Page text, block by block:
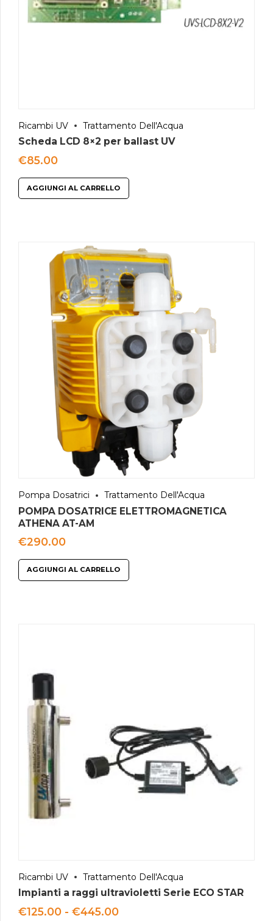
Ricambi UV Trattamento Dell'Acqua
Scheda LCD 8×2 per ballast UV
€85.00
AGGIUNGI AL CARRELLO
Pompa Dosatrici Trattamento Dell'Acqua
POMPA DOSATRICE ELETTROMAGNETICA
ATHENA AT-AM
€290.00
AGGIUNGI AL CARRELLO
Ricambi UV Trattamento Dell'Acqua
Impianti a raggi ultravioletti Serie ECO STAR
€125.00 - €445.00Fascia